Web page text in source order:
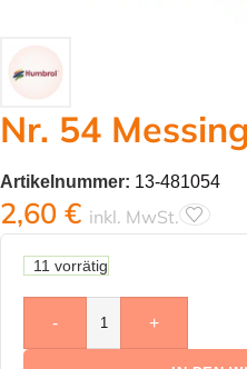
Nr. 54
Artikelnummer: 13-481054
2,60 € inkl. MwSt.
11 vorrätig
- +